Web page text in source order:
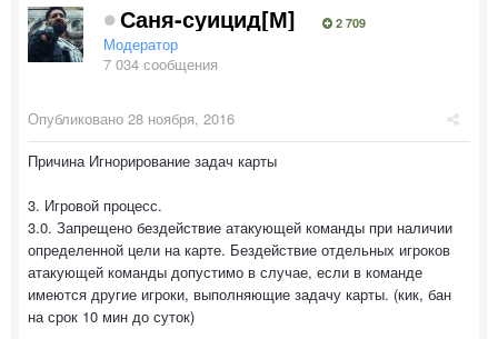
Саня-суицид[М] 2 709
Модератор
7 034 сообщения
Опубликовано 28 ноября, 2016
Причина Игнорирование задач карты
3. Игровой процесс.
3.0. Запрещено бездействие атакующей команды при наличии
определенной цели на карте. Бездействие отдельных игроков
атакующей команды допустимо в случае, если в команде
имеются другие игроки, выполняющие задачу карты. (кик, бан
на срок 10 мин до суток)